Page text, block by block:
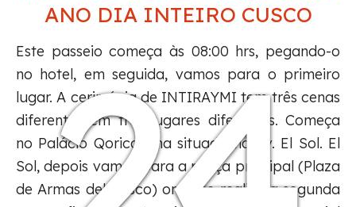
ANO DIA INTEIRO CUSCO
Este passeio começa às 08:00 hrs, pegando-o
no hotel, em seguida, vamos para o primeiro
lugar. A cerimónia de INTIRAYMI tem três cenas
diferentes em três lugares diferentes. Começa
no Palácio Qoricancha situado na Av. El Sol. El
Sol, depois vamos para a praça principal (Plaza
de Armas del Cusco) onde se realiza a segunda